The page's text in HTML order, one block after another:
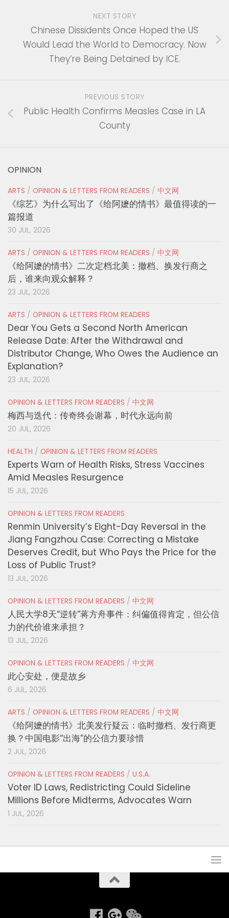
NEXT STORY
Chinese Dissidents Once Hoped the US
Would Lead the World to Democracy. Now
They’re Being Detained by ICE.
PREVIOUS STORY
Public Health Confirms Measles Case in LA
County
OPINION
ARTS / OPINION & LETTERS FROM READERS / 中文网
《综艺》为什么写出了《给阿嬷的情书》最值得读的一
篇报道
30 JUL, 2026
ARTS / OPINION & LETTERS FROM READERS / 中文网
《给阿嬷的情书》二次定档北美：撤档、换发行商之
后，谁来向观众解释？
23 JUL, 2026
ARTS / OPINION & LETTERS FROM READERS
Dear You Gets a Second North American
Release Date: After the Withdrawal and
Distributor Change, Who Owes the Audience an
Explanation?
23 JUL, 2026
OPINION & LETTERS FROM READERS / 中文网
梅西与迭代：传奇终会谢幕，时代永远向前
20 JUL, 2026
HEALTH / OPINION & LETTERS FROM READERS
Experts Warn of Health Risks, Stress Vaccines
Amid Measles Resurgence
15 JUL, 2026
OPINION & LETTERS FROM READERS
Renmin University’s Eight-Day Reversal in the
Jiang Fangzhou Case: Correcting a Mistake
Deserves Credit, but Who Pays the Price for the
Loss of Public Trust?
13 JUL, 2026
OPINION & LETTERS FROM READERS / 中文网
人民大学8天“逆转”蒋方舟事件：纠偏值得肯定，但公信
力的代价谁来承担？
13 JUL, 2026
OPINION & LETTERS FROM READERS / 中文网
此心安处，便是故乡
6 JUL, 2026
ARTS / OPINION & LETTERS FROM READERS / 中文网
《给阿嬷的情书》北美发行疑云：临时撤档、发行商更
换？中国电影“出海”的公信力要珍惜
2 JUL, 2026
OPINION & LETTERS FROM READERS / U.S.A.
Voter ID Laws, Redistricting Could Sideline
Millions Before Midterms, Advocates Warn
1 JUL, 2026